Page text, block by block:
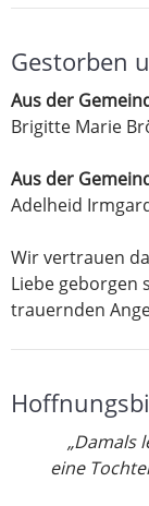
Gestorben
Aus der
Brigitte Marie
Aus der
Adelheid
Wir vertrauen
Liebe geborgen
trauernden
„Damals
eine